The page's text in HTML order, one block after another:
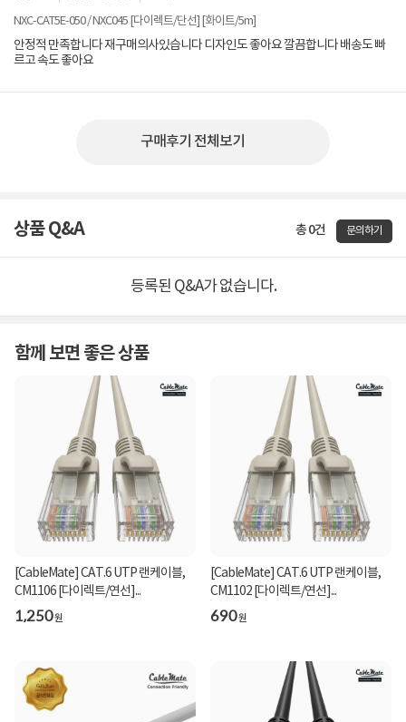
NXC-CAT5E-050 / NXC045 [다이렉트/단선] [화이트/5m]
안정적 만족합니다 재구매의사있습니다 디자인도 좋아요 깔끔합니다 배송도 빠
르고 속도 좋아요
구매후기 전체보기
상품 Q&A 총 0건 문의하기
등록된 Q&A가 없습니다.
함께 보면 좋은 상품
[CableMate] CAT.6 UTP 랜케이블,
CM1106 [다이렉트/연선]...
1,250원
[CableMate] CAT.6 UTP 랜케이블,
CM1102 [다이렉트/연선]...
690원